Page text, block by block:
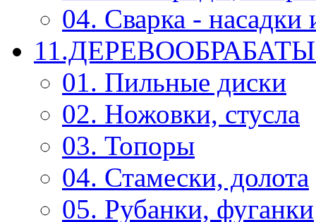
04. Сварка -
01. Пильные диски
02. Ножовки, стусла
03. Топоры
04. Стамески, долота
05. Рубанки, фуганки